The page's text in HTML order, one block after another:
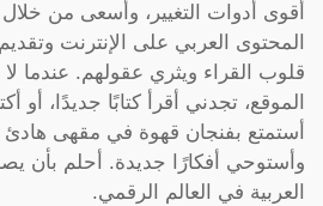
أقوى أدوات التغيير، وأسعى من
المحتوى العربي على الإنترنت
قلوب القراء ويثري عقولهم. عندما
الموقع، تجدني أقرأ كتابًا جديدًا،
أستمتع بفنجان قهوة في مقهى هادئ
وأستوحي أفكارًا جديدة. أحلم بأن
العربية في العالم الرقمي.